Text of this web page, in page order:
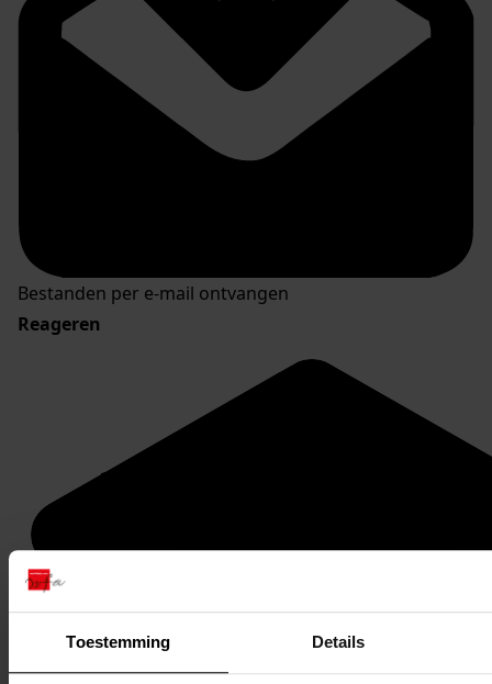
Toestemming Details
Bestanden per e-mail ontvangen
Reageren